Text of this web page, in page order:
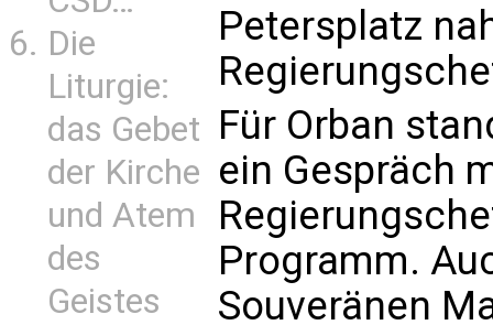
Die
Liturgie:
das Gebet
der Kirche
und Atem
des
Geistes
Petersplatz
Für Orban
ein Gespräch
Programm.
Souveränen